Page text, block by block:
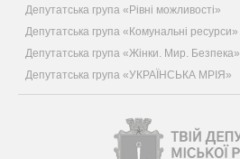
Депутатська група «Рівні можливості»
Депутатська група «Комунальні ресурси»
Депутатська група «Жінки. Мир. Безпека»
Депутатська група «УКРАЇНСЬКА МРІЯ»